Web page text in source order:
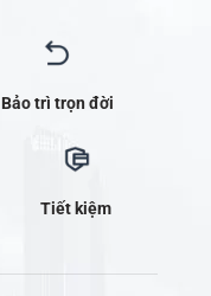
Bảo trì trọn đời
Tiết kiệm